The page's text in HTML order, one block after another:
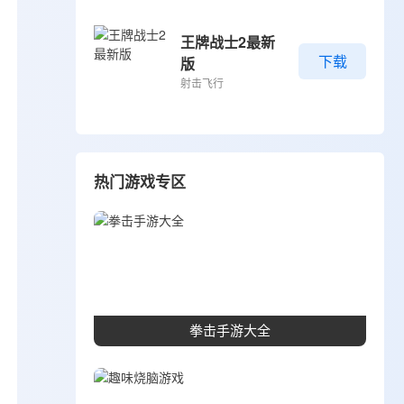
王牌战士2最新
版
射击飞行
下载
热门游戏专区
拳击手游大全